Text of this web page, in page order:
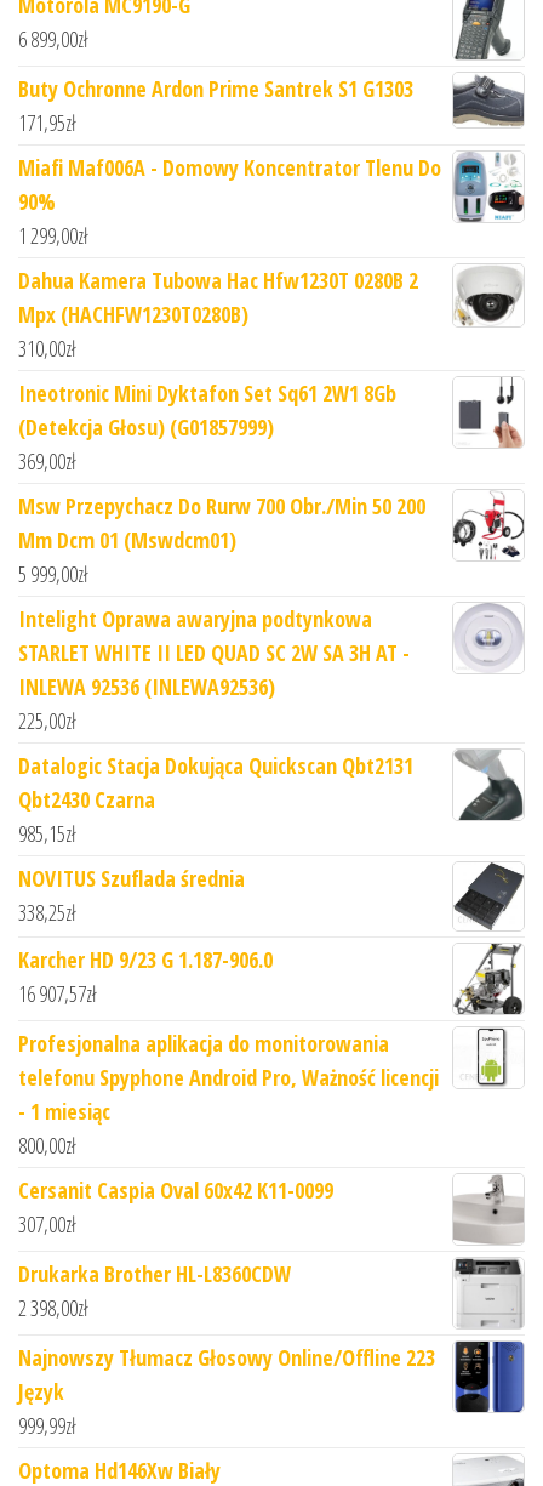
6 899,00zł
Buty Ochronne Ardon Prime Santrek S1 G1303
171,95zł
Miafi Maf006A - Domowy Koncentrator Tlenu Do
90%
1 299,00zł
Dahua Kamera Tubowa Hac Hfw1230T 0280B 2
Mpx (HACHFW1230T0280B)
310,00zł
Ineotronic Mini Dyktafon Set Sq61 2W1 8Gb
(Detekcja Głosu) (G01857999)
369,00zł
Msw Przepychacz Do Rurw 700 Obr./Min 50 200
Mm Dcm 01 (Mswdcm01)
5 999,00zł
Intelight Oprawa awaryjna podtynkowa
STARLET WHITE II LED QUAD SC 2W SA 3H AT -
INLEWA 92536 (INLEWA92536)
225,00zł
Datalogic Stacja Dokująca Quickscan Qbt2131
Qbt2430 Czarna
985,15zł
NOVITUS Szuflada średnia
338,25zł
Karcher HD 9/23 G 1.187-906.0
16 907,57zł
Profesjonalna aplikacja do monitorowania
telefonu Spyphone Android Pro, Ważność licencji
- 1 miesiąc
800,00zł
Cersanit Caspia Oval 60x42 K11-0099
307,00zł
Drukarka Brother HL-L8360CDW
2 398,00zł
Najnowszy Tłumacz Głosowy Online/Offline 223
Język
999,99zł
Optoma Hd146Xw Biały